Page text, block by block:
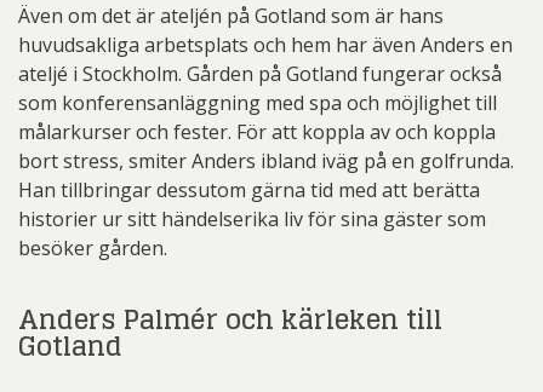
Även om det är ateljén på Gotland som är hans
huvudsakliga arbetsplats och hem har även Anders en
ateljé i Stockholm. Gården på Gotland fungerar också
som konferensanläggning med spa och möjlighet till
målarkurser och fester. För att koppla av och koppla
bort stress, smiter Anders ibland iväg på en golfrunda.
Han tillbringar dessutom gärna tid med att berätta
historier ur sitt händelserika liv för sina gäster som
besöker gården.
Anders Palmér och kärleken till
Gotland